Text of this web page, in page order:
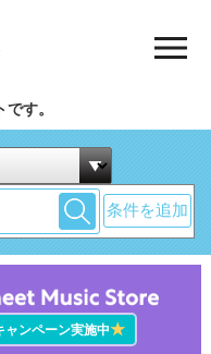
す。
条件を追加
ャンペーン実施中★